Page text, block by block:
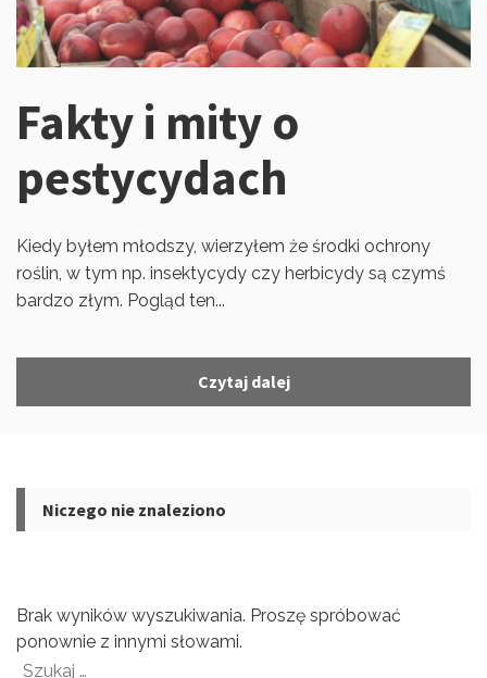
Fakty i mity o
pestycydach
Kiedy byłem młodszy, wierzyłem że środki ochrony
roślin, w tym np. insektycydy czy herbicydy są czymś
bardzo złym. Pogląd ten...
Czytaj dalej
Niczego nie znaleziono
Brak wyników wyszukiwania. Proszę spróbować
ponownie z innymi słowami.
Szukaj: